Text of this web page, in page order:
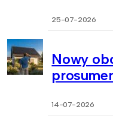
25-07-2026
Nowy
14-07-2026